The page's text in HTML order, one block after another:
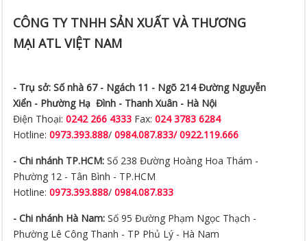
CÔNG TY TNHH SẢN XUẤT VÀ THƯƠNG
MẠI ATL VIỆT NAM
- Trụ sở: Số nhà 67 - Ngách 11 - Ngõ 214 Đường Nguyễn
Xiển - Phường Hạ Đình - Thanh Xuân - Hà Nội
Điện Thoại:0242 266 4333 Fax:024 3783 6284
Hotline:0973.393.888/0984.087.833/ 0922.119.666
- Chi nhánh TP.HCM: Số 238 Đường Hoàng Hoa Thám -
Phường 12 - Tân Bình - TP.HCM
Hotline:0973.393.888/0984.087.833
- Chi nhánh Hà Nam: Số 95 Đường Phạm Ngọc Thạch -
Phường Lê Công Thanh - TP Phủ Lý - Hà Nam